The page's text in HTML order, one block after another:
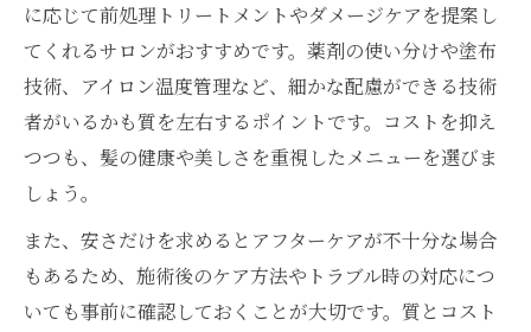
に応じて前処理トリートメントやダメージケアを提案し
てくれるサロンがおすすめです。薬剤の使い分けや塗布
技術、アイロン温度管理など、細かな配慮ができる技術
者がいるかも質を左右するポイントです。コストを抑え
つつも、髪の健康や美しさを重視したメニューを選びま
しょう。
また、安さだけを求めるとアフターケアが不十分な場合
もあるため、施術後のケア方法やトラブル時の対応につ
いても事前に確認しておくことが大切です。質とコスト